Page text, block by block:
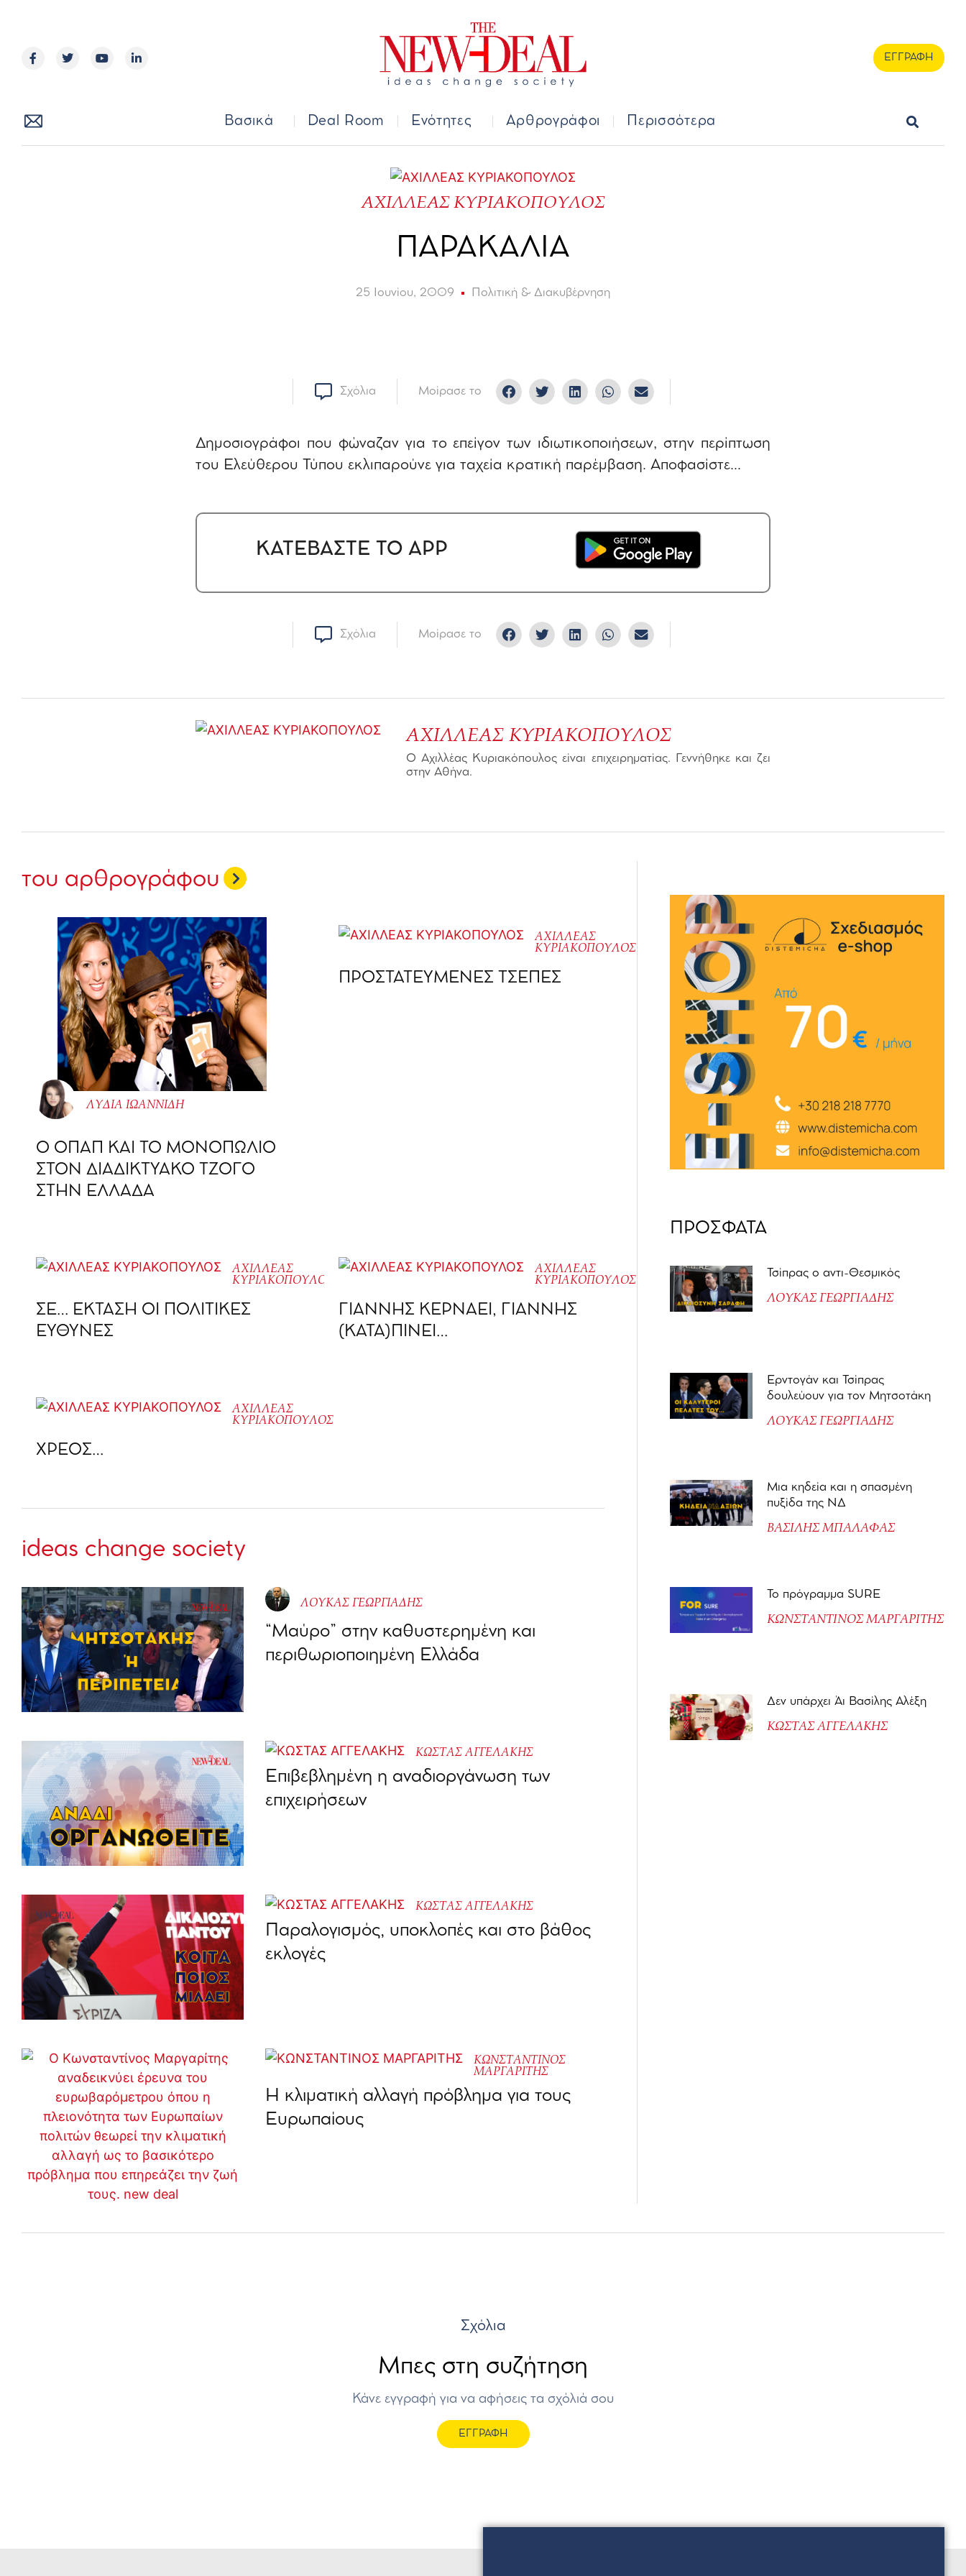
Ενότητες Αρθρογράφοι
ΕΓΓΡΑΦΗ
Βασικά Deal Room Ενότητες Αρθρογράφοι Περισσότερα
ΑΧΙΛΛΕΑΣ ΚΥΡΙΑΚΟΠΟΥΛΟΣ
ΠΑΡΑΚΑΛΙΑ
25 Ιουνίου, 2009 Πολιτική & Διακυβέρνηση
Σχόλια Μοίρασε το
Δημοσιογράφοι που φώναζαν για το επείγον των ιδιωτικοποιήσεων, στην περίπτωση
του Ελεύθερου Τύπου εκλιπαρούνε για ταχεία κρατική παρέμβαση. Αποφασίστε…
ΚΑΤΕΒΑΣΤΕ ΤΟ APP
Σχόλια Μοίρασε το
ΑΧΙΛΛΕΑΣ ΚΥΡΙΑΚΟΠΟΥΛΟΣ
Ο Αχιλλέας Κυριακόπουλος είναι επιχειρηματίας. Γεννήθηκε και ζει
στην Αθήνα.
του αρθρογράφου
ΛΥΔΙΑ ΙΩΑΝΝΙΔΗ
O ΟΠΑΠ ΚΑΙ ΤΟ ΜΟΝΟΠΩΛΙΟ
ΣΤΟΝ ΔΙΑΔΙΚΤΥΑΚΟ ΤΖΟΓΟ
ΣΤΗΝ ΕΛΛΑΔΑ
ΑΧΙΛΛΕΑΣ
ΚΥΡΙΑΚΟΠΟΥΛΟΣ
ΠΡΟΣΤΑΤΕΥΜΕΝΕΣ ΤΣΕΠΕΣ
ΑΧΙΛΛΕΑΣ
ΚΥΡΙΑΚΟΠΟΥΛΟΣ
ΣΕ… ΕΚΤΑΣΗ ΟΙ ΠΟΛΙΤΙΚΕΣ
ΕΥΘΥΝΕΣ
ΑΧΙΛΛΕΑΣ
ΚΥΡΙΑΚΟΠΟΥΛΟΣ
ΓΙΑΝΝΗΣ ΚΕΡΝΑΕΙ, ΓΙΑΝΝΗΣ
(ΚΑΤΑ)ΠΙΝΕΙ…
ΑΧΙΛΛΕΑΣ
ΚΥΡΙΑΚΟΠΟΥΛΟΣ
ΧΡΕΟΣ…
ideas change society
ΛΟΥΚΑΣ ΓΕΩΡΓΙΑΔΗΣ
“Μαύρο” στην καθυστερημένη και
περιθωριοποιημένη Ελλάδα
ΚΩΣΤΑΣ ΑΓΓΕΛΑΚΗΣ
Επιβεβλημένη η αναδιοργάνωση των
επιχειρήσεων
ΚΩΣΤΑΣ ΑΓΓΕΛΑΚΗΣ
Παραλογισμός, υποκλοπές και στο βάθος
εκλογές
ΚΩΝΣΤΑΝΤΙΝΟΣ
ΜΑΡΓΑΡΙΤΗΣ
Η κλιματική αλλαγή πρόβλημα για τους
Ευρωπαίους
ΠΡΟΣΦΑΤΑ
Τσίπρας ο αντι-Θεσμικός
ΛΟΥΚΑΣ ΓΕΩΡΓΙΑΔΗΣ
Ερντογάν και Τσίπρας
δουλεύουν για τον Μητσοτάκη
ΛΟΥΚΑΣ ΓΕΩΡΓΙΑΔΗΣ
Μια κηδεία και η σπασμένη
πυξίδα της ΝΔ
ΒΑΣΙΛΗΣ ΜΠΑΛΑΦΑΣ
Το πρόγραμμα SURE
ΚΩΝΣΤΑΝΤΙΝΟΣ ΜΑΡΓΑΡΙΤΗΣ
Δεν υπάρχει Άι Βασίλης Αλέξη
ΚΩΣΤΑΣ ΑΓΓΕΛΑΚΗΣ
Σχόλια
Μπες στη συζήτηση
Κάνε εγγραφή για να αφήσεις τα σχόλιά σου
ΕΓΓΡΑΦΗ